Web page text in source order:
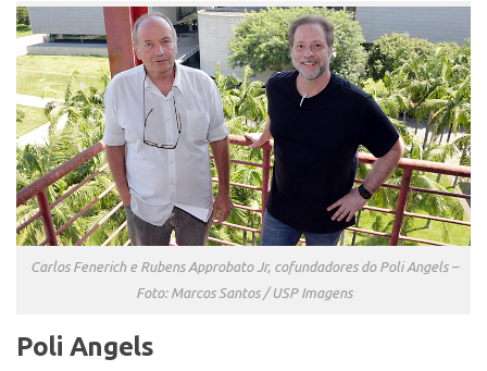
CEPIDs
CEPIX
CPEs
INCTs
PRPI/USP
InovaUSP
Eventos
Bússola da Inovação
SGE
Carlos Fenerich e Rubens Approbato Jr, cofundadores do Poli Angels –
Foto: Marcos Santos / USP Imagens
Poli Angels